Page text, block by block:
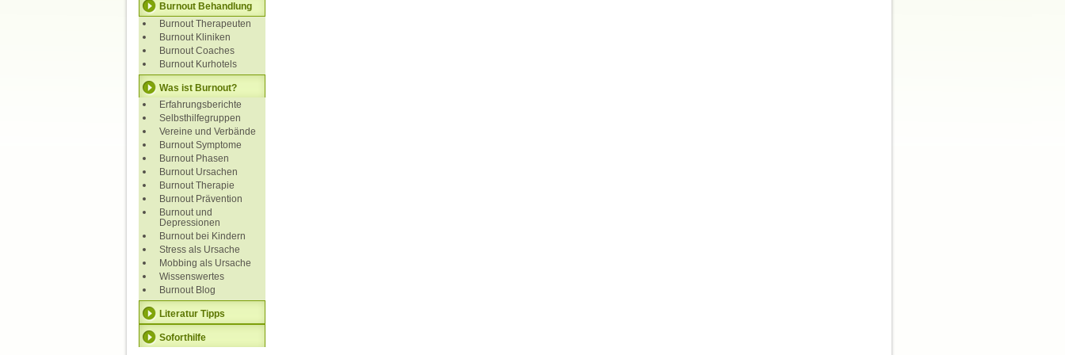
Burnout Behandlung
Burnout Therapeuten
Burnout Kliniken
Burnout Coaches
Burnout Kurhotels
Was ist Burnout?
Erfahrungsberichte
Selbsthilfegruppen
Vereine und Verbände
Burnout Symptome
Burnout Phasen
Burnout Ursachen
Burnout Therapie
Burnout Prävention
Burnout und
Depressionen
Burnout bei Kindern
Stress als Ursache
Mobbing als Ursache
Wissenswertes
Burnout Blog
Literatur Tipps
Soforthilfe